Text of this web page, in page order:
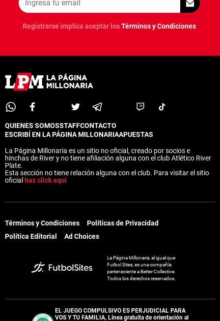
Registrarse implica aceptar losTérminos y Condiciones
QUIENES SOMOSSTAFFCONTACTO
ESCRIBÍ EN LA PÁGINA MILLONARIAAPUESTAS
La Página Millonaria es un sitio no oficial, creado por socios e
hinchas de River y no tiene afiliación alguna con el club Atlético River
Plate.
Esta sección no tiene relación alguna con el club. Para visitar el sitio
oficial haz click aquí
Términos y Condiciones
Políticas de Privacidad
Política Editorial
Ad Choices
La Página Millonaria, al igual que
Futbol Sites, es una compañía
perteneciente a Better Collective.
Todos los derechos reservados.
EL JUEGO COMPULSIVO ES PERJUDICIAL PARA
VOS Y TU FAMILIA, Línea gratuita de orientación al